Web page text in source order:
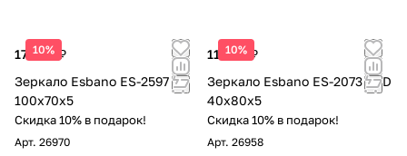
10%
17 000 ₽
Зеркало Esbano ES-2597 KD
100х70х5
Скидка 10% в подарок!
Арт. 26970
10%
11 560 ₽
Зеркало Esbano ES-2073 BVD
40x80х5
Скидка 10% в подарок!
Арт. 26958